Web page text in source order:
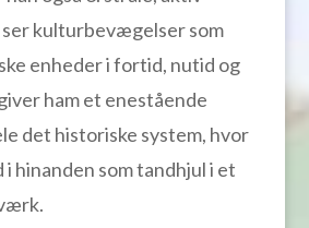
kulturbevægelser som
enheder i fortid, nutid og
ham et enestående
det historiske system, hvor
hinanden som tandhjul i et